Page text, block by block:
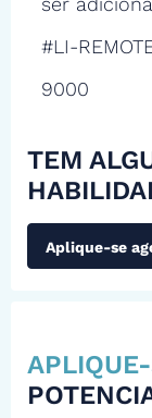
#LI-
9000
TEM
Aplique-se